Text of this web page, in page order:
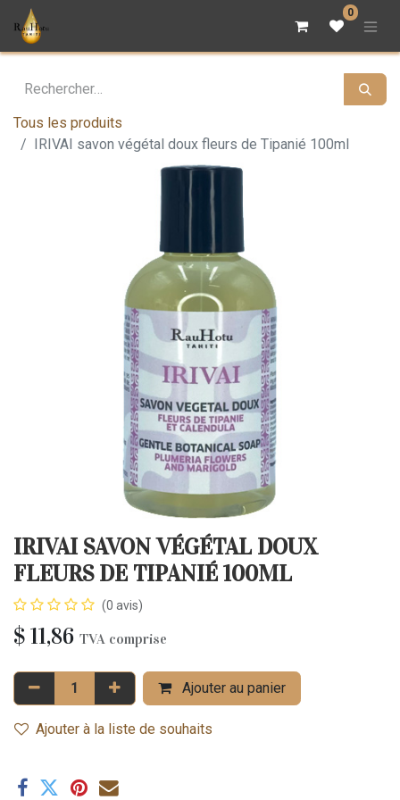
0
Tous les produits
IRIVAI savon végétal doux fleurs de Tipanié 100ml
IRIVAI SAVON VÉGÉTAL DOUX
FLEURS DE TIPANIÉ 100ML
(0 avis)
$11,86 TVA comprise
Ajouter au panier
Ajouter à la liste de souhaits